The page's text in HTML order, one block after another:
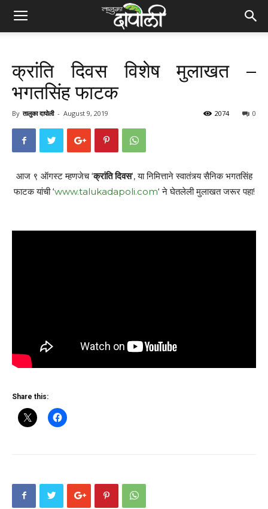
क्रांति दिवस विशेष मुलाखत –
भगतसिंह फाटक
By तालुका दापोली - August 9, 2019 0
2074
आज ९ ऑगस्ट म्हणजेच ‘क्रांति दिवस‘, या निमित्ताने स्वातंत्र्य सैनिक भगतसिंह
फाटक यांची ‘www.talukadapoli.com‘ ने घेतलेली मुलाखत जरूर पहा!
Share this: